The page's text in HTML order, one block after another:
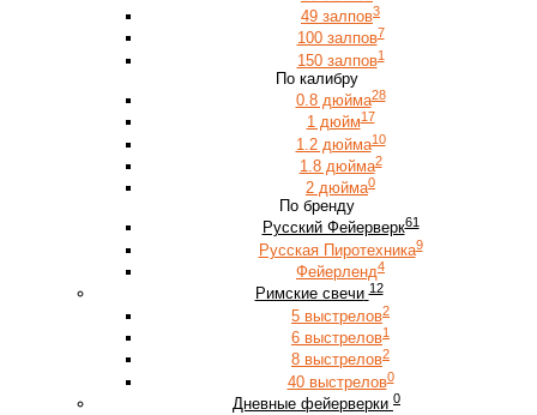
49 залпов3
100 залпов7
150 залпов1
По калибру
0.8 дюйма28
1 дюйм17
1.2 дюйма10
1.8 дюйма2
2 дюйма0
По бренду
Русский Фейерверк61
Русская Пиротехника9
Фейерленд4
Римские свечи 12
5 выстрелов2
6 выстрелов1
8 выстрелов2
40 выстрелов0
Дневные фейерверки 0